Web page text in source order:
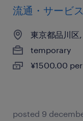
流通・サービ
東京都品川区
temporary
¥1500.00
posted 9